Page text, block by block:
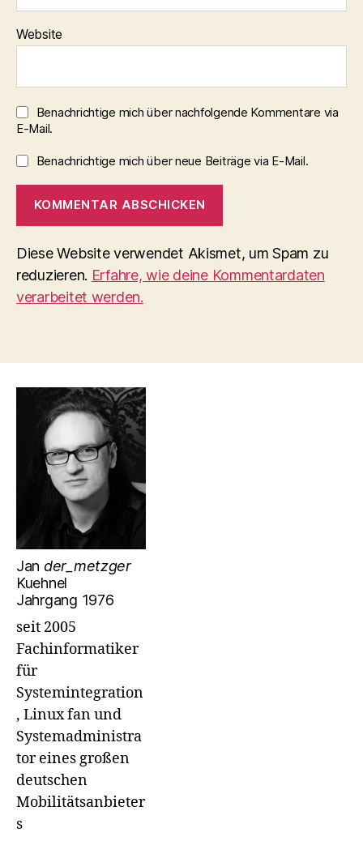
Website
Benachrichtige mich über nachfolgende Kommentare via
E-Mail.
Benachrichtige mich über neue Beiträge via E-Mail.
Diese Website verwendet Akismet, um Spam zu
reduzieren. Erfahre, wie deine Kommentardaten
verarbeitet werden.
Jan der_metzger
Kuehnel
Jahrgang 1976
seit 2005
Fachinformatiker
für
Systemintegration
, Linux fan und
Systemadministra
tor eines großen
deutschen
Mobilitätsanbieter
s